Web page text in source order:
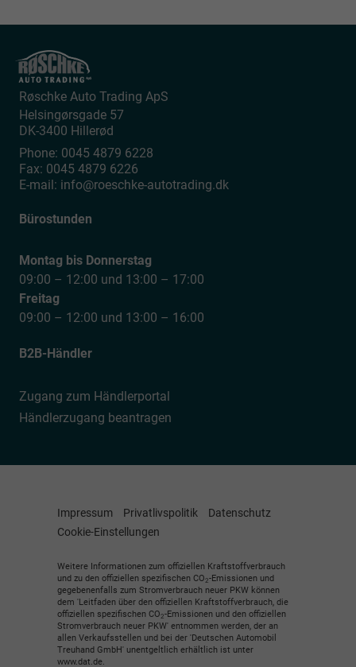
Røschke Auto Trading ApS
Helsingørsgade 57
DK-3400 Hillerød
Phone: 0045 4879 6228
Fax: 0045 4879 6226
E-mail: info@roeschke-autotrading.dk
Bürostunden
Montag bis Donnerstag
09:00 – 12:00 und 13:00 – 17:00
Freitag
09:00 – 12:00 und 13:00 – 16:00
B2B-Händler
Zugang zum Händlerportal
Händlerzugang beantragen
Impressum Privatlivspolitik
Datenschutz
Cookie-Einstellungen
Weitere Informationen zum offiziellen Kraftstoffverbrauch
und zu den offiziellen spezifischen CO2-Emissionen und
gegebenenfalls zum Stromverbrauch neuer PKW können
dem 'Leitfaden über den offiziellen Kraftstoffverbrauch, die
offiziellen spezifischen CO2-Emissionen und den offiziellen
Stromverbrauch neuer PKW' entnommen werden, der an
allen Verkaufsstellen und bei der 'Deutschen Automobil
Treuhand GmbH' unentgeltlich erhältlich ist unter
www.dat.de.